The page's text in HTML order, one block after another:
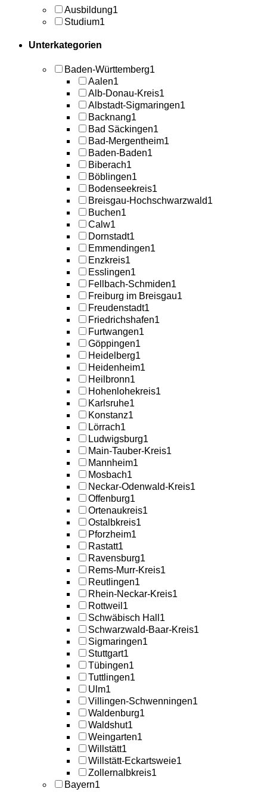
Ausbildung1
Studium1
Unterkategorien
Baden-Württemberg1
Aalen1
Alb-Donau-Kreis1
Albstadt-Sigmaringen1
Backnang1
Bad Säckingen1
Bad-Mergentheim1
Baden-Baden1
Biberach1
Böblingen1
Bodenseekreis1
Breisgau-Hochschwarzwald1
Buchen1
Calw1
Dornstadt1
Emmendingen1
Enzkreis1
Esslingen1
Fellbach-Schmiden1
Freiburg im Breisgau1
Freudenstadt1
Friedrichshafen1
Furtwangen1
Göppingen1
Heidelberg1
Heidenheim1
Heilbronn1
Hohenlohekreis1
Karlsruhe1
Konstanz1
Lörrach1
Ludwigsburg1
Main-Tauber-Kreis1
Mannheim1
Mosbach1
Neckar-Odenwald-Kreis1
Offenburg1
Ortenaukreis1
Ostalbkreis1
Pforzheim1
Rastatt1
Ravensburg1
Rems-Murr-Kreis1
Reutlingen1
Rhein-Neckar-Kreis1
Rottweil 1
Schwäbisch Hall 1
Schwarzwald-Baar-Kreis1
Sigmaringen1
Stuttgart1
Tübingen1
Tuttlingen1
Ulm1
Villingen-Schwenningen1
Waldenburg1
Waldshut1
Weingarten1
Willstätt1
Willstätt-Eckartsweie1
Zollernalbkreis1
Bayern1